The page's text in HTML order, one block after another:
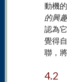
動機
的興趣
認為
覺得
聯，
4.2